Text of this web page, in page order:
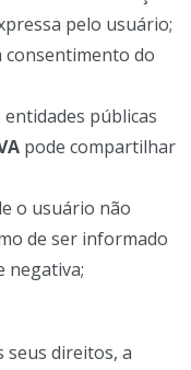
pelo usuário;
consentimento do
públicas
pode compartilhar
o usuário não
de ser informado
negativa;
seus direitos, a